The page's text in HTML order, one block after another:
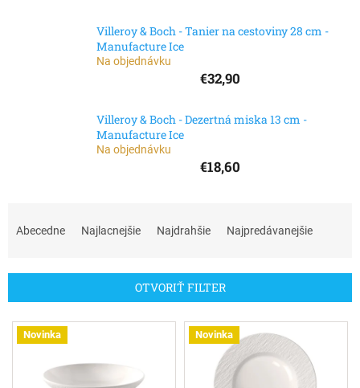
Villeroy & Boch - Tanier na cestoviny 28 cm -
Manufacture Ice
Na objednávku
€32,90
Villeroy & Boch - Dezertná miska 13 cm -
Manufacture Ice
Na objednávku
€18,60
i
e
Abecedne Najlacnejšie Najdrahšie Najpredávanejšie
OTVORIŤ FILTER
V Novinka Novinka